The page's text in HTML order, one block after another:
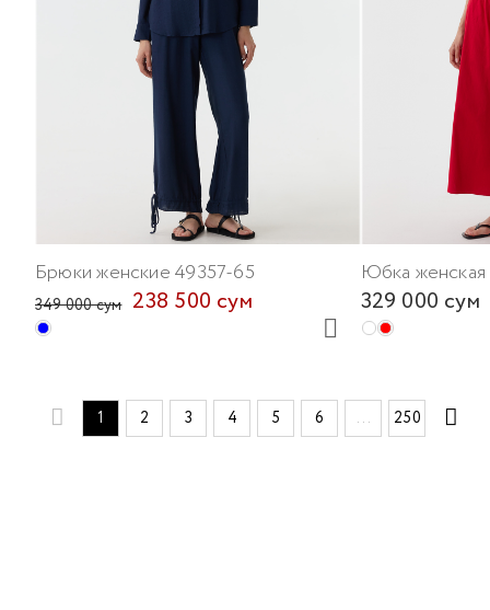
Брюки женские 49357-65
349 000 сум 238 500 сум
Юбка женская
329 000 сум
1 2 3 4 5 6 ... 250